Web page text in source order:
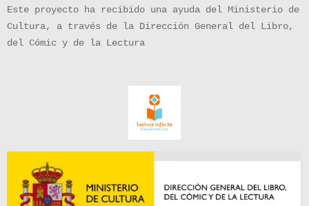
Este proyecto ha recibido una ayuda del Ministerio de
Cultura, a través de la Dirección General del Libro,
del Cómic y de la Lectura